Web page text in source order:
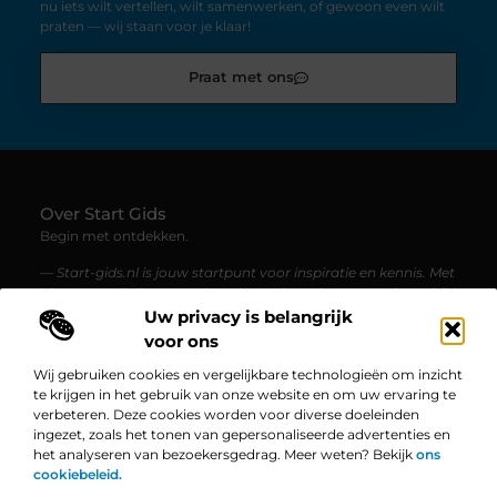
Uw privacy is belangrijk
voor ons
Wij gebruiken cookies en vergelijkbare technologieën om inzicht
te krijgen in het gebruik van onze website en om uw ervaring te
verbeteren. Deze cookies worden voor diverse doeleinden
ingezet, zoals het tonen van gepersonaliseerde advertenties en
het analyseren van bezoekersgedrag. Meer weten? Bekijk ons
cookiebeleid.
nu iets wilt vertellen, wilt samenwerken, of gewoon even wilt
praten — wij staan voor je klaar!
Praat met ons
Over Start Gids
Begin met ontdekken.
— Start-gids.nl is jouw startpunt voor inspiratie en kennis. Met
blogs en artikelen over uiteenlopende onderwerpen, is er altijd
iets nieuws te lezen.
Onze informatie